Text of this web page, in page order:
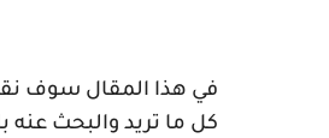
في هذا المقال سوف
كل ما تريد والبحث عنه